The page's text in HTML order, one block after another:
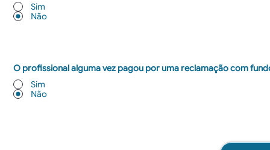
Sim
Não
O profissional alguma vez pagou por uma reclamação com
Sim
Não